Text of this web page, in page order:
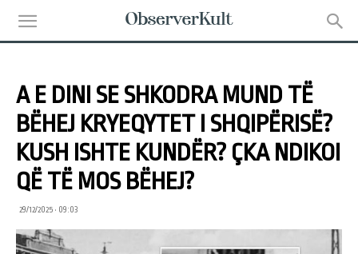
A E DINI SE SHKODRA MUND TË
BËHEJ KRYEQYTET I SHQIPËRISË?
KUSH ISHTE KUNDËR? ÇKA NDIKOI
QË TË MOS BËHEJ?
29/12/2025 • 09:03